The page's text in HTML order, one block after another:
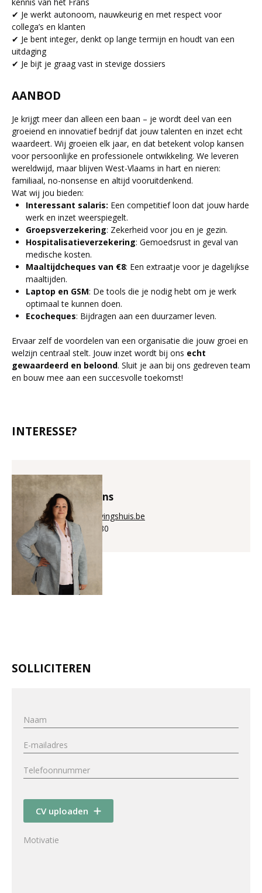
✔ Je werkt autonoom, nauwkeurig en met respect voor
collega’s en klanten
✔ Je bent integer, denkt op lange termijn en houdt van een
uitdaging
✔ Je bijt je graag vast in stevige dossiers
AANBOD
Je krijgt meer dan alleen een baan – je wordt deel van een
groeiend en innovatief bedrijf dat jouw talenten en inzet echt
waardeert. Wij groeien elk jaar, en dat betekent volop kansen
voor persoonlijke en professionele ontwikkeling. We leveren
wereldwijd, maar blijven West-Vlaams in hart en nieren:
familiaal, no-nonsense en altijd vooruitdenkend.
Wat wij jou bieden:
Interessant salaris: Een competitief loon dat jouw harde
werk en inzet weerspiegelt.
Groepsverzekering: Zekerheid voor jou en je gezin.
Hospitalisatieverzekering: Gemoedsrust in geval van
medische kosten.
Maaltijdcheques van €8: Een extraatje voor je dagelijkse
maaltijden.
Laptop en GSM: De tools die je nodig hebt om je werk
optimaal te kunnen doen.
Ecocheques: Bijdragen aan een duurzamer leven.
Ervaar zelf de voordelen van een organisatie die jouw groei en
welzijn centraal stelt. Jouw inzet wordt bij ons echt
gewaardeerd en beloond. Sluit je aan bij ons gedreven team
en bouw mee aan een succesvolle toekomst!
INTERESSE?
Annick Puystiens
annick@aanwervingshuis.be
+32 (0)56 225 880
SOLLICITEREN
CV uploaden